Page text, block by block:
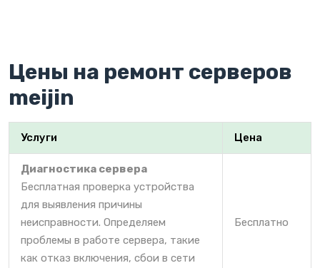
Цены на ремонт серверов
meijin
Услуги Цена
Диагностика сервера
Бесплатная проверка устройства
для выявления причины
неисправности. Определяем
проблемы в работе сервера, такие
как отказ включения, сбои в сети
Бесплатно